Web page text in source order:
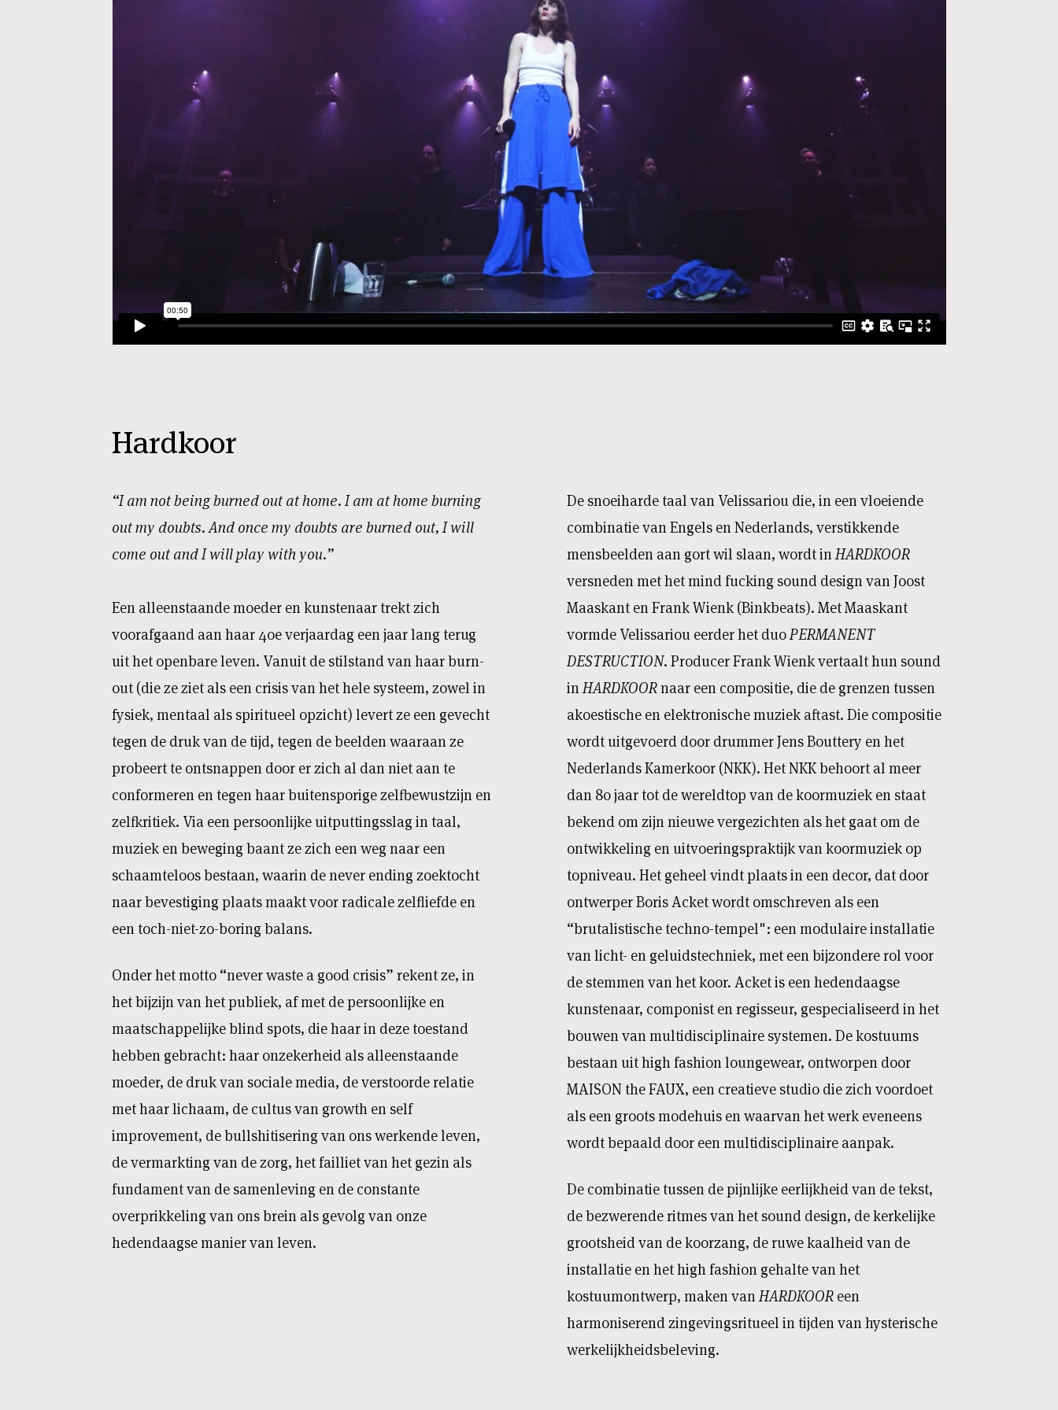
Hardkoor
“I am not being burned out at home. I am at home burning
out my doubts. And once my doubts are burned out, I will
come out and I will play with you.”
Een alleenstaande moeder en kunstenaar trekt zich
voorafgaand aan haar 40e verjaardag een jaar lang terug
uit het openbare leven. Vanuit de stilstand van haar burn-
out (die ze ziet als een crisis van het hele systeem, zowel in
fysiek, mentaal als spiritueel opzicht) levert ze een gevecht
tegen de druk van de tijd, tegen de beelden waaraan ze
probeert te ontsnappen door er zich al dan niet aan te
conformeren en tegen haar buitensporige zelfbewustzijn en
zelfkritiek. Via een persoonlijke uitputtingsslag in taal,
muziek en beweging baant ze zich een weg naar een
schaamteloos bestaan, waarin de never ending zoektocht
naar bevestiging plaats maakt voor radicale zelfliefde en
een toch-niet-zo-boring balans.
Onder het motto “never waste a good crisis” rekent ze, in
het bijzijn van het publiek, af met de persoonlijke en
maatschappelijke blind spots, die haar in deze toestand
hebben gebracht: haar onzekerheid als alleenstaande
moeder, de druk van sociale media, de verstoorde relatie
met haar lichaam, de cultus van growth en self
improvement, de bullshitisering van ons werkende leven,
de vermarkting van de zorg, het failliet van het gezin als
fundament van de samenleving en de constante
overprikkeling van ons brein als gevolg van onze
hedendaagse manier van leven.
De snoeiharde taal van Velissariou die, in een vloeiende
combinatie van Engels en Nederlands, verstikkende
mensbeelden aan gort wil slaan, wordt inHARDKOOR
versneden met het mind fucking sound design van Joost
Maaskant en Frank Wienk (Binkbeats). Met Maaskant
vormde Velissariou eerder het duoPERMANENT
DESTRUCTION. Producer Frank Wienk vertaalt hun sound
inHARDKOORnaar een compositie, die de grenzen tussen
akoestische en elektronische muziek aftast. Die compositie
wordt uitgevoerd door drummer Jens Bouttery en het
Nederlands Kamerkoor (NKK). Het NKK behoort al meer
dan 80 jaar tot de wereldtop van de koormuziek en staat
bekend om zijn nieuwe vergezichten als het gaat om de
ontwikkeling en uitvoeringspraktijk van koormuziek op
topniveau. Het geheel vindt plaats in een decor, dat door
ontwerper Boris Acket wordt omschreven als een
“brutalistische techno-tempel": een modulaire installatie
van licht- en geluidstechniek, met een bijzondere rol voor
de stemmen van het koor. Acket is een hedendaagse
kunstenaar, componist en regisseur, gespecialiseerd in het
bouwen van multidisciplinaire systemen. De kostuums
bestaan uit high fashion loungewear, ontworpen door
MAISON the FAUX, een creatieve studio die zich voordoet
als een groots modehuis en waarvan het werk eveneens
wordt bepaald door een multidisciplinaire aanpak.
De combinatie tussen de pijnlijke eerlijkheid van de tekst,
de bezwerende ritmes van het sound design, de kerkelijke
grootsheid van de koorzang, de ruwe kaalheid van de
installatie en het high fashion gehalte van het
kostuumontwerp, maken vanHARDKOOReen
harmoniserend zingevingsritueel in tijden van hysterische
werkelijkheidsbeleving.